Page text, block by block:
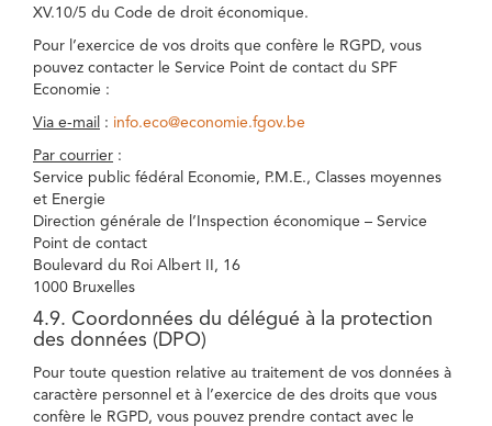
XV.10/5 du Code de droit économique.
Pour l’exercice de vos droits que confère le RGPD, vous
pouvez contacter le Service Point de contact du SPF
Economie :
Via e-mail : info.eco@economie.fgov.be
Par courrier :
Service public fédéral Economie, P.M.E., Classes moyennes
et Energie
Direction générale de l’Inspection économique – Service
Point de contact
Boulevard du Roi Albert II, 16
1000 Bruxelles
4.9. Coordonnées du délégué à la protection
des données (DPO)
Pour toute question relative au traitement de vos données à
caractère personnel et à l’exercice de des droits que vous
confère le RGPD, vous pouvez prendre contact avec le